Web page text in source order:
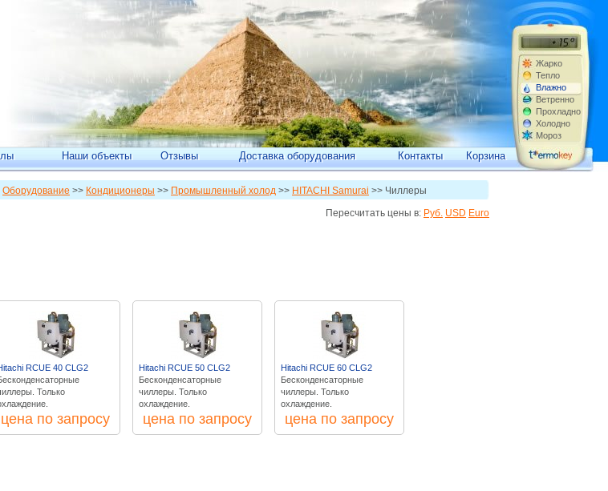
Жарко
Тепло
Влажно
Ветренно
Прохладно
Холодно
Мороз
Наши объекты Отзывы Доставка оборудования Контакты Корзина
Оборудование >> Кондиционеры >> Промышленный холод >> HITACHI Samurai >> Чиллеры
Пересчитать цены в: Руб. USD Euro
RCUE 40 CLG2
Только
цена по запросу
Hitachi RCUE 50 CLG2
Бесконденсаторные
чиллеры. Только
охлаждение.
цена по запросу
Hitachi RCUE 60 CLG2
Бесконденсаторные
чиллеры. Только
охлаждение.
цена по запросу